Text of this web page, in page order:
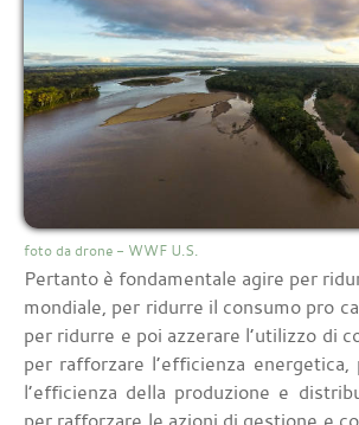
foto da drone - WWF U.S.
Pertanto è fondamentale agire per
mondiale, per ridurre il consumo pro
per ridurre e poi azzerare l’utilizzo di
per rafforzare l’efficienza energetica,
l’efficienza della produzione e